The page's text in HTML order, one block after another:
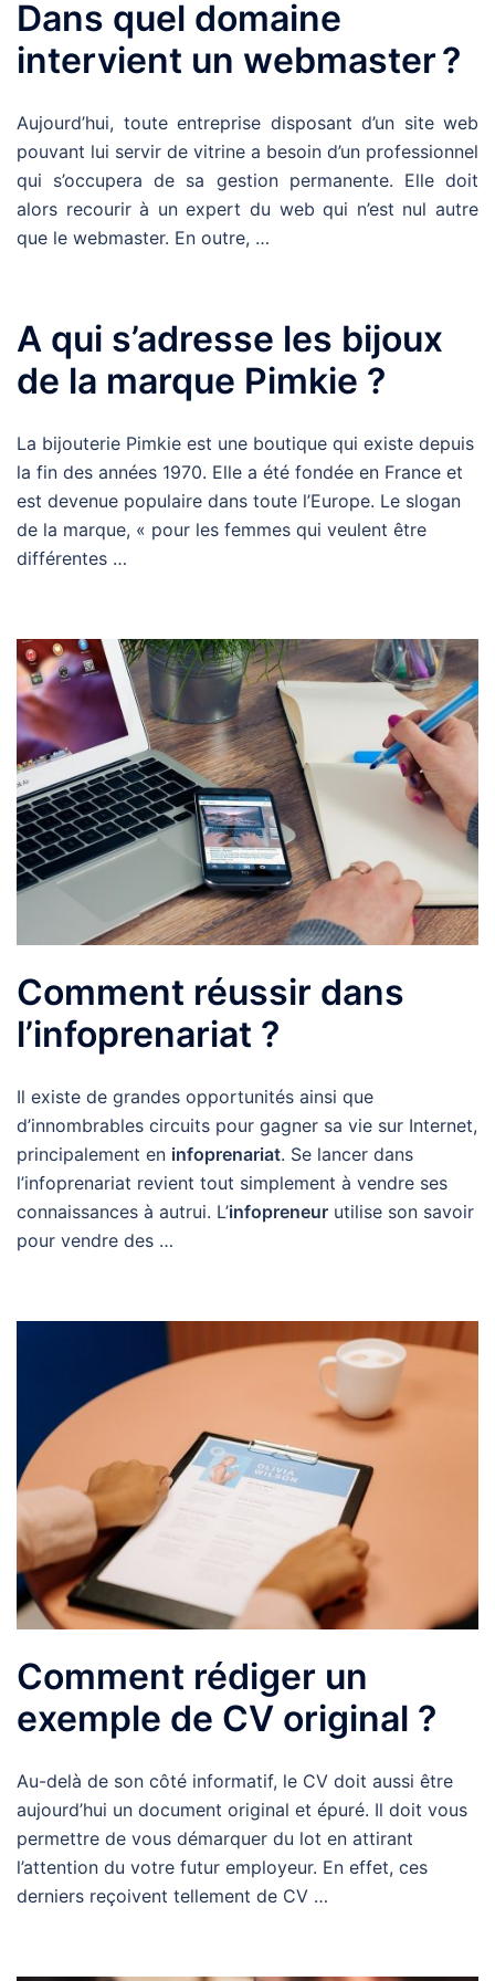
Dans quel domaine
intervient un webmaster ?
Aujourd’hui, toute entreprise disposant d’un site web
pouvant lui servir de vitrine a besoin d’un professionnel
qui s’occupera de sa gestion permanente. Elle doit
alors recourir à un expert du web qui n’est nul autre
que le webmaster. En outre, …
A qui s’adresse les bijoux
de la marque Pimkie ?
La bijouterie Pimkie est une boutique qui existe depuis
la fin des années 1970. Elle a été fondée en France et
est devenue populaire dans toute l’Europe. Le slogan
de la marque, « pour les femmes qui veulent être
différentes …
Comment réussir dans
l’infoprenariat ?
Il existe de grandes opportunités ainsi que
d’innombrables circuits pour gagner sa vie sur Internet,
principalement en infoprenariat. Se lancer dans
l’infoprenariat revient tout simplement à vendre ses
connaissances à autrui. L’infopreneur utilise son savoir
pour vendre des …
Comment rédiger un
exemple de CV original ?
Au-delà de son côté informatif, le CV doit aussi être
aujourd’hui un document original et épuré. Il doit vous
permettre de vous démarquer du lot en attirant
l’attention du votre futur employeur. En effet, ces
derniers reçoivent tellement de CV …